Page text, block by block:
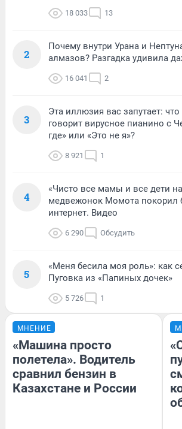
18 033 13
2
Почему внутри Урана и
алмазов? Разгадка удивила
16 041 2
3
Эта иллюзия вас запутает:
говорит вирусное пианино с
где» или «Это не я»?
8 921 1
4
«Чисто все мамы и все дети на
медвежонок Момота покорил
интернет. Видео
6 290 Обсудить
5
«Меня бесила моя роль»: как
Пуговка из «Папиных дочек»
5 726 1
МНЕНИЕ
«Машина просто
полетела». Водитель
сравнил бензин в
Казахстане и России